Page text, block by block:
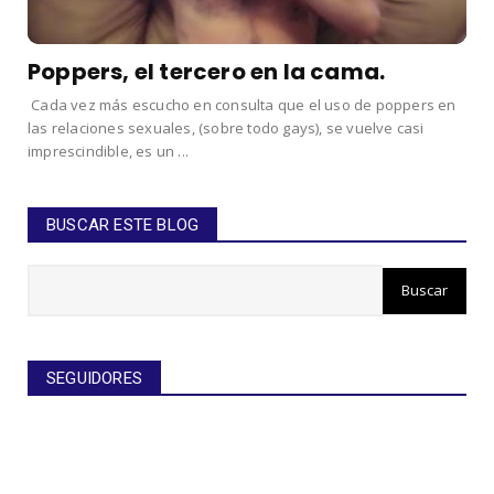
Poppers, el tercero en la cama.
Cada vez más escucho en consulta que el uso de poppers en
las relaciones sexuales, (sobre todo gays), se vuelve casi
imprescindible, es un ...
BUSCAR ESTE BLOG
SEGUIDORES